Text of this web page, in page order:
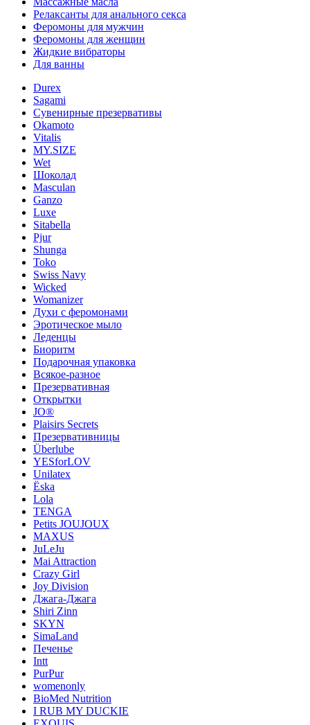
Релаксанты для анального секса
Феромоны для мужчин
Феромоны для женщин
Жидкие вибраторы
Для ванны
Durex
Sagami
Сувенирные презервативы
Okamoto
Vitalis
MY.SIZE
Wet
Шоколад
Masculan
Ganzo
Luxe
Sitabella
Pjur
Shunga
Toko
Swiss Navy
Wicked
Womanizer
Духи с феромонами
Эротическое мыло
Леденцы
Биоритм
Подарочная упаковка
Всякое-разное
Презервативная
Открытки
JO®
Plaisirs Secrets
Презервативницы
Überlube
YESforLOV
Unilatex
Ёska
Lola
TENGA
Petits JOUJOUX
MAXUS
JuLeJu
Mai Attraction
Crazy Girl
Joy Division
Джага-Джага
Shiri Zinn
SKYN
SimaLand
Печенье
Intt
PurPur
womenonly
BioMed Nutrition
I RUB MY DUCKIE